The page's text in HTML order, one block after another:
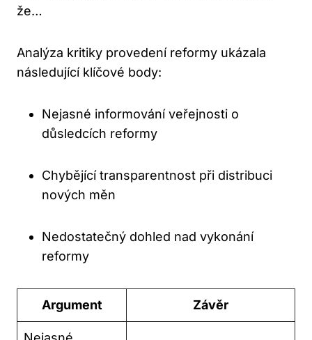
že…
Analýza kritiky provedení reformy ukázala
následující klíčové body:
Nejasné informování veřejnosti o
důsledcích reformy
Chybějící transparentnost při distribuci
nových měn
Nedostatečný dohled nad vykonání
reformy
Argument Závěr